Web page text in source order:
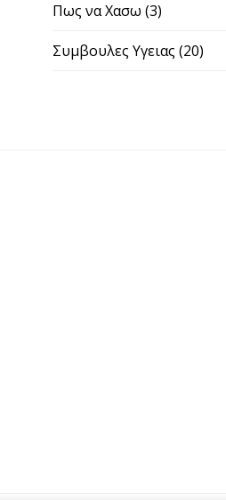
Πως να Χασω (3)
Συμβουλες Υγειας (20)